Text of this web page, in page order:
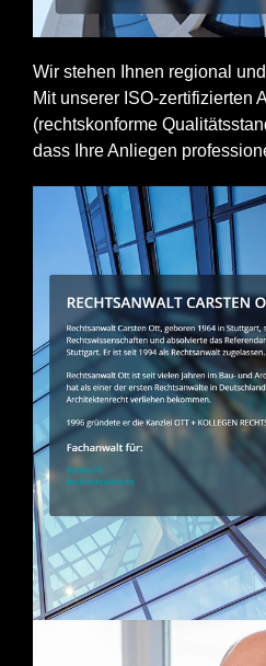
Wir stehen Ihnen regional
Mit unserer ISO-zertifizierten
(rechtskonforme
dass Ihre Anliegen